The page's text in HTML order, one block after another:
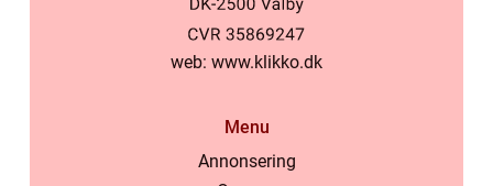
web: www.klikko.dk
Menu
Annonsering